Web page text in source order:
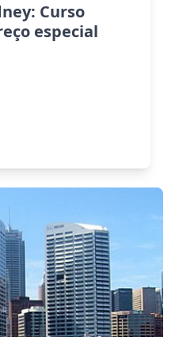
Curso
especial